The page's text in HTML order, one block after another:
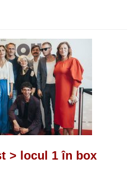
> locul 1 în box